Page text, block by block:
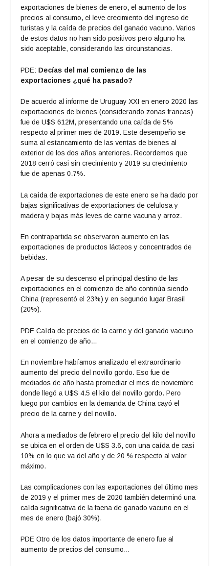
exportaciones de bienes de enero, e l aumento de los
precios al consumo, e l leve crecimiento del ingreso de
turistas y la caída de precios del ganado vacuno.Varios
de estos datos no han sido positivos pero alguno ha
sido aceptable, considerando las circunstancias.
PDE: Decías del mal comienzo de las
exportaciones ¿qué ha pasado?
De acuerdo al informe de Uruguay XXI en enero 2020 las
exportaciones de bienes (considerando zonas francas)
fue de U$S 612M, presentando una caída de 5%
respecto al primer mes de 2019. Este desempeño se
suma al estancamiento de las ventas de bienes al
exterior de los dos años anteriores. Recordemos que
2018 cerró casi sin crecimiento y 2019 su crecimiento
fue de apenas 0.7%.
La caída de exportaciones de este enero se ha dado por
bajas significativas de exportaciones de celulosa y
madera y bajas más leves de carne vacuna y arroz.
En contrapartida se observaron aumento en las
exportaciones de productos lácteos y concentrados de
bebidas.
A pesar de su descenso el principal destino de las
exportaciones en el comienzo de año continúa siendo
China (representó el 23%) y en segundo lugar Brasil
(20%).
PDE Caída de precios de la carne y del ganado vacuno
en el comienzo de año…
En noviembre habíamos analizado el extraordinario
aumento del precio del novillo gordo. Eso fue de
mediados de año hasta promediar el mes de noviembre
donde llegó a U$S 4.5 el kilo del novillo gordo. Pero
luego por cambios en la demanda de China cayó el
precio de la carne y del novillo.
Ahora a mediados de febrero el precio del kilo del novillo
se ubica en el orden de U$S 3.6, con una caída de casi
10% en lo que va del año y de 20 % respecto al valor
máximo.
Las complicaciones con las exportaciones del último mes
de 2019 y el primer mes de 2020 también determinó una
caída significativa de la faena de ganado vacuno en el
mes de enero (bajó 30%).
PDE Otro de los datos importante de enero fue al
aumento de precios del consumo…